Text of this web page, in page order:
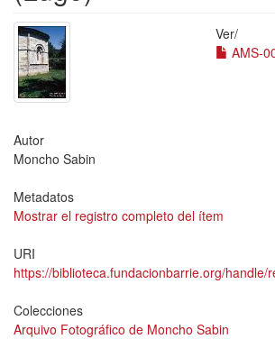
Ver/
AMS-
Autor
Moncho Sabin
Metadatos
Mostrar el registro completo del ítem
URI
https://biblioteca.fundacionbarrie.org/handle/
Colecciones
Arquivo Fotográfico de Moncho Sabin